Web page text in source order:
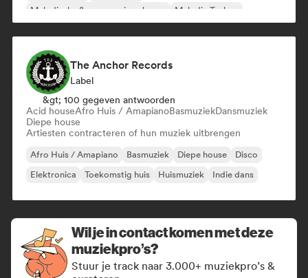
Melodische & progressieve house
Melodic Techno
The Anchor Records
Label
&gt; 100 gegeven antwoorden
Acid houseAfro Huis / AmapianoBasmuziekDansmuziek
Diepe house
Artiesten contracteren of hun muziek uitbrengen
Afro Huis / Amapiano Basmuziek Diepe house
Disco
Elektronica
Toekomstig huis Huismuziek Indie dans
Wil je in contact komen met deze
muziekpro’s?
Stuur je track naar 3.000+ muziekpro’s &